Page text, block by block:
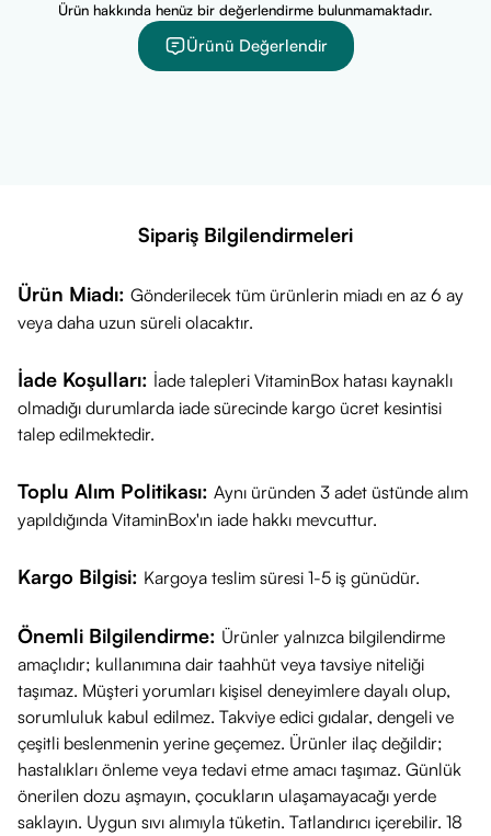
rahatlıkla kullanılabilir.
Cerenad NADH İçeren Takviye Edici Gıda 30 Dil Altı Tablet
Hacim arttırıcılar (Mannitol, Mikrokristalin selüloz),
Silikon dioksit), Tablet formülasyonuna uygun yardımcı
bileşenler ve taşıyıcı maddeler.(Yardımcı bileşenlerin tam
listesi ve detayları için lütfen ürün ambalajı üzerindeki
içindekiler panelini kontrol ediniz.)
Uyarılar ve Önemli Bilgiler
hastalıkların önlenmesi, teşhis edilmesi veya tedavi edilmesi
amacıyla kesinlikle kullanılamaz.
ve sağlıklı bir yaşam tarzının yerine geçemez.
aşmayınız.
Çocukların güvenliği için onların ulaşamayacağı, serin, kuru
ve güvenli yerlerde muhafaza ediniz.
Ürün hakkında henüz bir değerlendirme bulunmamaktadır.
Ürünü Değerlendir
Sipariş Bilgilendirmeleri
Ürün Miadı: Gönderilecek tüm ürünlerin miadı en az 6 ay
veya daha uzun süreli olacaktır.
İade Koşulları: İade talepleri VitaminBox hatası kaynaklı
olmadığı durumlarda iade sürecinde kargo ücret kesintisi
talep edilmektedir.
Toplu Alım Politikası: Aynı üründen 3 adet üstünde alım
yapıldığında VitaminBox'ın iade hakkı mevcuttur.
Kargo Bilgisi: Kargoya teslim süresi 1-5 iş günüdür.
Önemli Bilgilendirme: Ürünler yalnızca bilgilendirme
amaçlıdır; kullanımına dair taahhüt veya tavsiye niteliği
taşımaz. Müşteri yorumları kişisel deneyimlere dayalı olup,
sorumluluk kabul edilmez. Takviye edici gıdalar, dengeli ve
çeşitli beslenmenin yerine geçemez. Ürünler ilaç değildir;
hastalıkları önleme veya tedavi etme amacı taşımaz. Günlük
önerilen dozu aşmayın, çocukların ulaşamayacağı yerde
saklayın. Uygun sıvı alımıyla tüketin. Tatlandırıcı içerebilir. 18